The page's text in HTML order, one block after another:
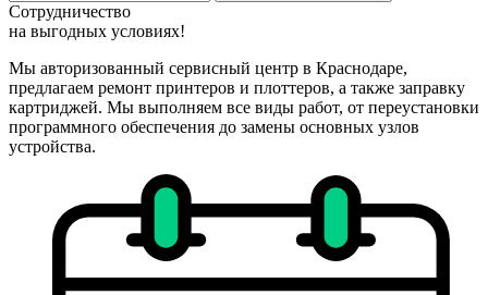
Сотрудничество
на выгодных условиях!
Мы авторизованный сервисный центр в Краснодаре,
предлагаем ремонт принтеров и плоттеров, а также заправку
картриджей. Мы выполняем все виды работ, от переустановки
программного обеспечения до замены основных узлов
устройства.